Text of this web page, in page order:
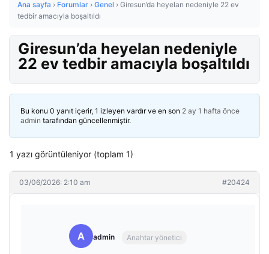
Ana sayfa › Forumlar › Genel › Giresun’da heyelan nedeniyle 22 ev
tedbir amacıyla boşaltıldı
Giresun’da heyelan nedeniyle
22 ev tedbir amacıyla boşaltıldı
Bu konu 0 yanıt içerir, 1 izleyen vardır ve en son 2 ay 1 hafta önce
admin tarafından güncellenmiştir.
1 yazı görüntüleniyor (toplam 1)
03/06/2026: 2:10 am #20424
A admin Anahtar yönetici